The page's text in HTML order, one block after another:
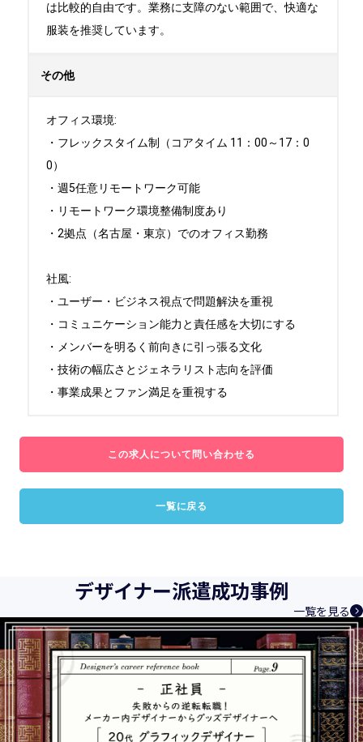
は比較的自由です。業務に支障のない範囲で、快適な
服装を推奨しています。
その他
オフィス環境:
・フレックスタイム制（コアタイム 11：00～17：0
0）
・週5任意リモートワーク可能
・リモートワーク環境整備制度あり
・2拠点（名古屋・東京）でのオフィス勤務
社風:
・ユーザー・ビジネス視点で問題解決を重視
・コミュニケーション能力と責任感を大切にする
・メンバーを明るく前向きに引っ張る文化
・技術の幅広さとジェネラリスト志向を評価
・事業成果とファン満足を重視する
この求人について問い合わせる
一覧に戻る
デザイナー派遣成功事例
一覧を見る